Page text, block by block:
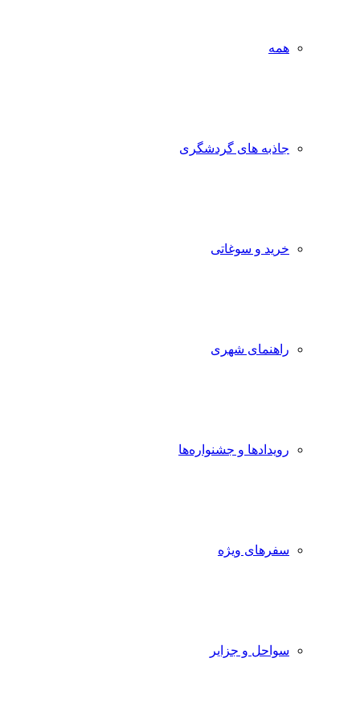
همه
جاذبه‌ های گردشگری
خرید و سوغاتی
راهنمای شهری
رویدادها و جشنواره‌ها
سفرهای ویژه
سواحل و جزایر